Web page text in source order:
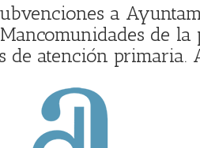
a
de
atención primaria.